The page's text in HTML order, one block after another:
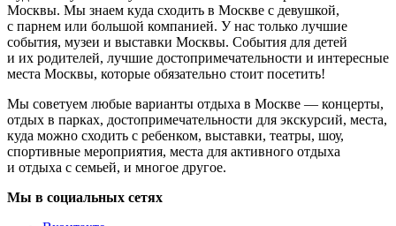
Москвы. Мы знаем куда сходить в Москве с девушкой,
с парнем или большой компанией. У нас только лучшие
события, музеи и выставки Москвы. События для детей
и их родителей, лучшие достопримечательности и интересные
места Москвы, которые обязательно стоит посетить!
Мы советуем любые варианты отдыха в Москве — концерты,
отдых в парках, достопримечательности для экскурсий, места,
куда можно сходить с ребенком, выставки, театры, шоу,
спортивные мероприятия, места для активного отдыха
и отдыха с семьей, и многое другое.
Мы в социальных сетях